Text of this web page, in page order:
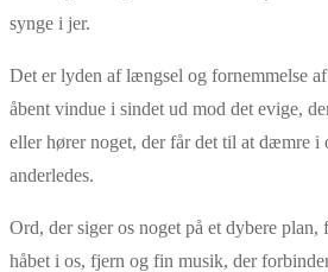
synge i jer.
Det er lyden af længsel og fornemmelse
åbent vindue i sindet ud mod det evige,
eller hører noget, der får det til at dæmre i
anderledes.
Ord, der siger os noget på et dybere
håbet i os, fjern og fin musik, der